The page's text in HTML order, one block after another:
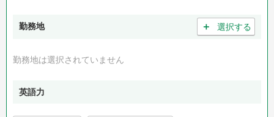
勤務地 ＋ 選択する
勤務地は選択されていません
英語力